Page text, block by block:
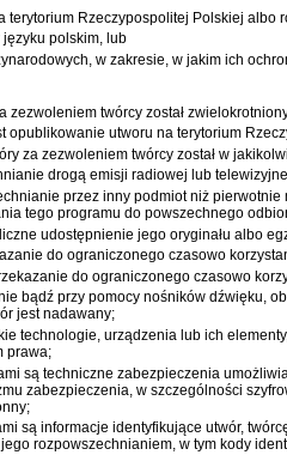
terytorium Rzeczypospolitej Polskiej albo
języku polskim, lub
w zakresie, w jakim ich
zezwoleniem twórcy został
opublikowanie utworu na terytorium
za zezwoleniem twórcy został w
drogą emisji radiowej lub
przez inny podmiot niż
tego programu do powszechnego
udostępnienie jego oryginału albo
do ograniczonego czasowo
do ograniczonego czasowo
bądź przy pomocy nośników dźwięku,
jest nadawany;
technologie, urządzenia lub ich
prawa;
są techniczne zabezpieczenia
zabezpieczenia, w szczególności
są informacje identyfikujące utwór,
rozpowszechnianiem, w tym kody